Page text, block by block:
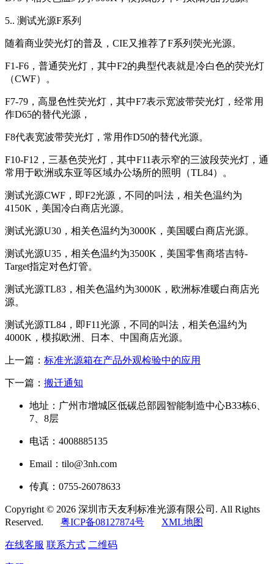
5.. 测试光源F系列
随着商业荧光灯的普及，CIE又推荐了F系列荧光光源。
F1-F6，普通荧光灯，其中F2的典型代表就是冷白色的荧光灯
（CWF）。
F7-79，高显色性荧光灯，其中F7表示宽波带荧光灯，经常用
作D65的替代光源，
F8代表宽波带荧光灯，常用作D50的替代光源。
F10-F12，三基色荧光灯，其中F11表示窄的三波段荧光灯，通
常用于欧洲或东亚等区域办公场所的照明（TL84）。
测试光源CWF，即F2光源，不同的叫法，相关色温约为
4150K，美国冷白商店光源。
测试光源U30，相关色温约为3000K，美国暖白商店光源。
测试光源U35，相关色温约为3500K，美国零售商塔吉特-
Target指定对色灯管。
测试光源TL83，相关色温约为3000K，欧洲标准暖白商店光
源。
测试光源TL84，即F11光源，不同的叫法，相关色温约为
4000K，模拟欧洲、日本、中国商店光源。
上一篇： 标准光源箱在产品外观检验中的应用
下一篇： 搬迁通知
地址：广州市增城区低碳总部园智能制造中心B33栋6、
7、8层
电话：4008885135
Email：tilo@3nh.com
传真：0755-26078633
Copyright © 2026 深圳市天友利标准光源有限公司. All Rights
Reserved. 粤ICP备08127874号 XML地图
在线客服 联系方式 二维码